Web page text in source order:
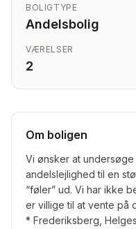
BOLIGTYPE
Andelsbolig
VÆRELSER
2
Om boligen
Vi ønsker at
andelslejlighed til en
“føler” ud. Vi har ikke
er villige til at vente på
* Frederiksberg,